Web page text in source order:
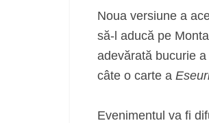
Noua versiune a
să-l aducă pe
adevărată bucurie
câte o carte a
Evenimentul va fi